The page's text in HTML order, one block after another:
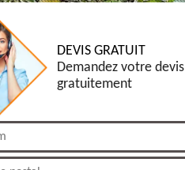
DEVIS GRATUIT
Demandez votre devis
gratuitement